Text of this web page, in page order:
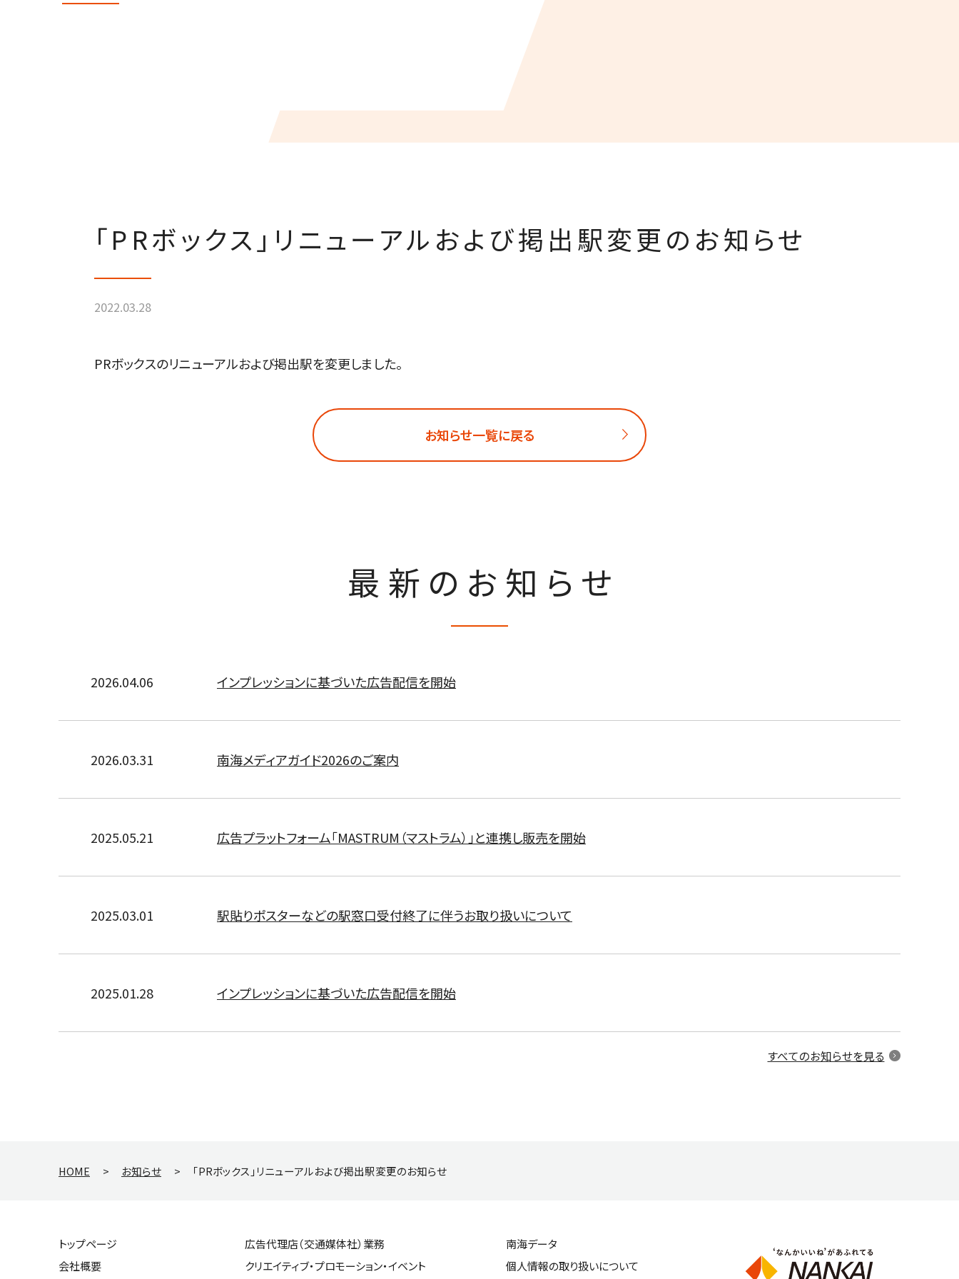
「PRボックス」リニューアルおよび掲出駅変更のお知らせ
2022.03.28
PRボックスのリニューアルおよび掲出駅を変更しました。
お知らせ一覧に戻る
最新のお知らせ
2026.04.06 インプレッションに基づいた広告配信を開始
2026.03.31 南海メディアガイド2026のご案内
2025.05.21 広告プラットフォーム「MASTRUM（マストラム）」と連携し販売を開始
2025.03.01 駅貼りポスターなどの駅窓口受付終了に伴うお取り扱いについて
2025.01.28 インプレッションに基づいた広告配信を開始
すべてのお知らせを見る
HOME > お知らせ > 「PRボックス」リニューアルおよび掲出駅変更のお知らせ
トップページ
会社概要
広告代理店（交通媒体社）業務
クリエイティブ・プロモーション・イベント
南海データ
個人情報の取り扱いについて